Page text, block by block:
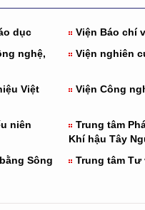
dục
Viện Báo chí
nghệ,
Viện nghiên
Việt
Viện Công
niên
Trung tâm
Khí hậu Tây
Sông
Trung tâm Tư